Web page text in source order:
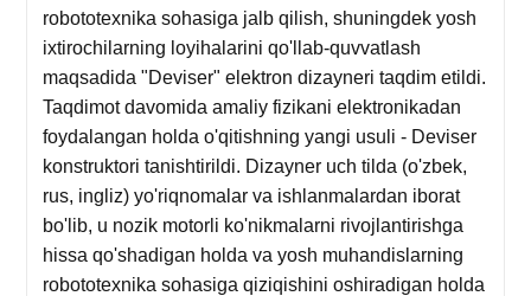
robototexnika sohasiga jalb qilish, shuningdek yosh
ixtirochilarning loyihalarini qo'llab-quvvatlash
maqsadida "Deviser" elektron dizayneri taqdim etildi.
Taqdimot davomida amaliy fizikani elektronikadan
foydalangan holda o'qitishning yangi usuli - Deviser
konstruktori tanishtirildi. Dizayner uch tilda (o'zbek,
rus, ingliz) yo'riqnomalar va ishlanmalardan iborat
bo'lib, u nozik motorli ko'nikmalarni rivojlantirishga
hissa qo'shadigan holda va yosh muhandislarning
robototexnika sohasiga qiziqishini oshiradigan holda